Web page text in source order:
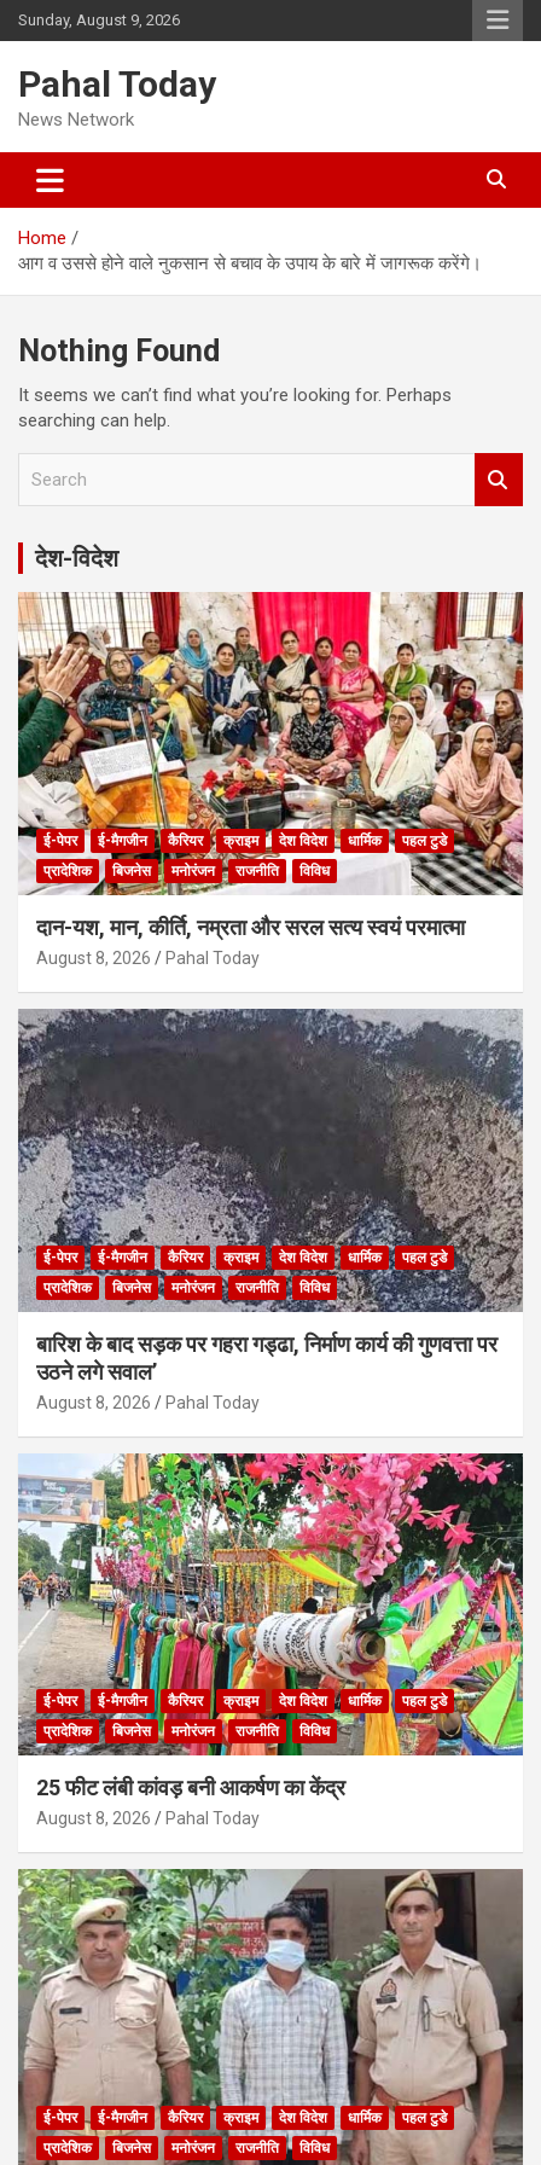
Skip
to
Sunday, August 9, 2026
Pahal Today
News Network
Home
आग व उससे होने वाले नुकसान से बचाव के उपाय के बारे में जागरूक करेंगे।
Nothing Found
It seems we can’t find what you’re looking for. Perhaps
searching can help.
r
h
देश-विदेश
ई-पेपर ई-मैगजीन कैरियर क्राइम देश विदेश धार्मिक
पहल टुडे
प्रादेशिक
बिजनेस मनोरंजन राजनीति विविध
दान-यश, मान, कीर्ति, नम्रता और सरल सत्य स्वयं परमात्मा
August 8, 2026 Pahal Today
ई-पेपर ई-मैगजीन कैरियर क्राइम देश विदेश धार्मिक
पहल टुडे
प्रादेशिक
बिजनेस मनोरंजन राजनीति विविध
बारिश के बाद सड़क पर गहरा गड्ढा, निर्माण कार्य की गुणवत्ता पर
उठने लगे सवाल’
August 8, 2026 Pahal Today
ई-पेपर ई-मैगजीन कैरियर क्राइम देश विदेश धार्मिक
पहल टुडे
प्रादेशिक
बिजनेस मनोरंजन राजनीति विविध
25 फीट लंबी कांवड़ बनी आकर्षण का केंद्र
August 8, 2026 Pahal Today
ई-पेपर ई-मैगजीन कैरियर क्राइम देश विदेश धार्मिक
पहल टुडे
प्रादेशिक
बिजनेस मनोरंजन राजनीति विविध